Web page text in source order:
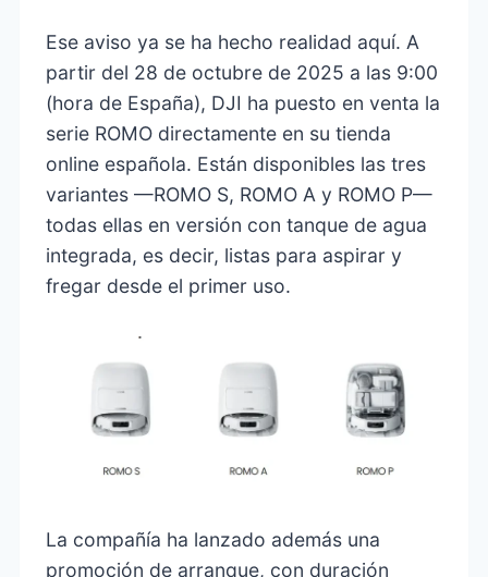
Ese aviso ya se ha hecho realidad aquí. A
partir del 28 de octubre de 2025 a las 9:00
(hora de España), DJI ha puesto en venta la
serie ROMO directamente en su tienda
online española. Están disponibles las tres
variantes —ROMO S, ROMO A y ROMO P—
todas ellas en versión con tanque de agua
integrada, es decir, listas para aspirar y
fregar desde el primer uso.
La compañía ha lanzado además una
promoción de arranque, con duración